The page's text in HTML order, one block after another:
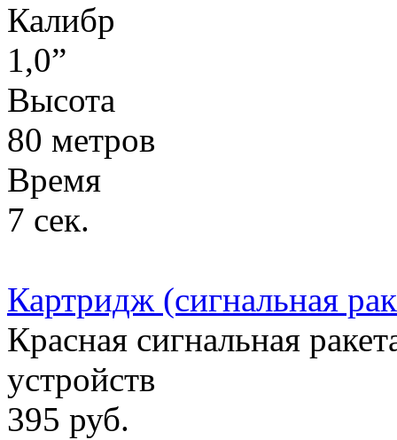
Калибр
1,0”
Высота
80 метров
Время
7 сек.
Картридж (сигнальная
Красная сигнальная
устройств
395 руб.